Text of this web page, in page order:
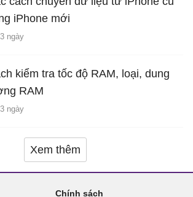
iPhone mới
3 ngày
kiểm tra tốc độ RAM, loại, dung
RAM
3 ngày
Xem thêm
Chính sách